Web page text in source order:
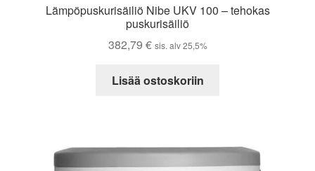
Lämpöpuskurisäiliö Nibe UKV 100 – tehokas
puskurisäiliö
382,79 € sis. alv 25,5%
Lisää ostoskoriin